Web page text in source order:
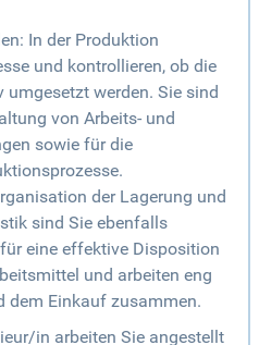
In der Produktion
und kontrollieren, ob die
werden. Sie sind
von Arbeits- und
sowie für die
der Lagerung und
sind Sie ebenfalls
eine effektive Disposition
und arbeiten eng
dem Einkauf zusammen.
in arbeiten Sie angestellt